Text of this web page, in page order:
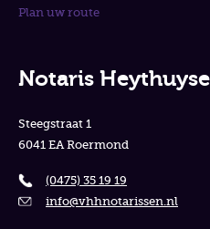
Plan uw route
Notaris
Steegstraat 1
6041 EA Roermond
(0475) 35 19 19
info@vhhnotarissen.nl